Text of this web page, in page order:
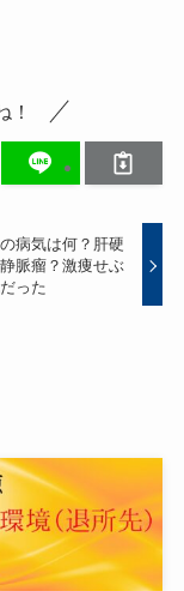
！
病気は何？肝硬
脈瘤？激痩せぶ
った